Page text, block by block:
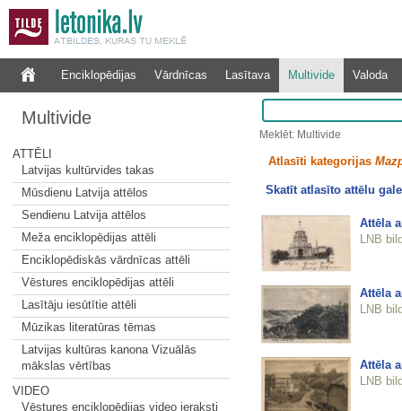
Enciklopēdijas Vārdnīcas Lasītava Multivide Valoda
Multivide
ATTĒLI
Latvijas kultūrvides takas
Mūsdienu Latvija attēlos
Sendienu Latvija attēlos
Meža enciklopēdijas attēli
Enciklopēdiskās vārdnīcas attēli
Vēstures enciklopēdijas attēli
Lasītāju iesūtītie attēli
Mūzikas literatūras tēmas
Latvijas kultūras kanona Vizuālās
mākslas vērtības
VIDEO
Vēstures enciklopēdijas video ieraksti
Meklēt: Multivide
Atlasīti kategorijas
Skatīt atlasīto attēlu
Attēla
LNB
Attēla
LNB
Attēla
LNB